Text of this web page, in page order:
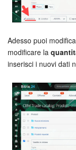
Knowledge
Firma
Firma
Flussi di
Marketing
Adesso puoi
modificare la
inserisci i nuovi dati